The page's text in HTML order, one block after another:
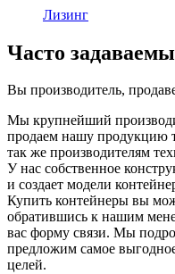
Лизинг
Часто
Вы производитель,
Мы крупнейший
продаем нашу продукцию
так же производителям
У нас собственное
и создает модели
Купить контейнеры вы
обратившись к нашим
вас форму связи. Мы
предложим самое
целей.